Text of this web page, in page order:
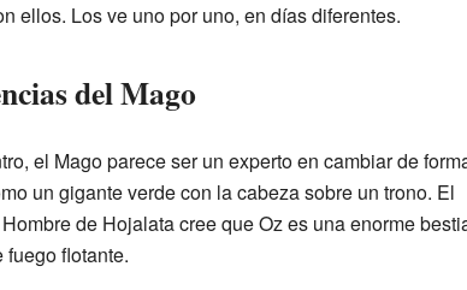
ellos. Los ve uno por uno, en días diferentes.
del Mago
el Mago parece ser un experto en cambiar de
un gigante verde con la cabeza sobre un trono. El
de Hojalata cree que Oz es una enorme
flotante.